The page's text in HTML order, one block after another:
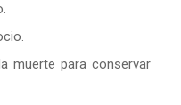
muerte para conservar